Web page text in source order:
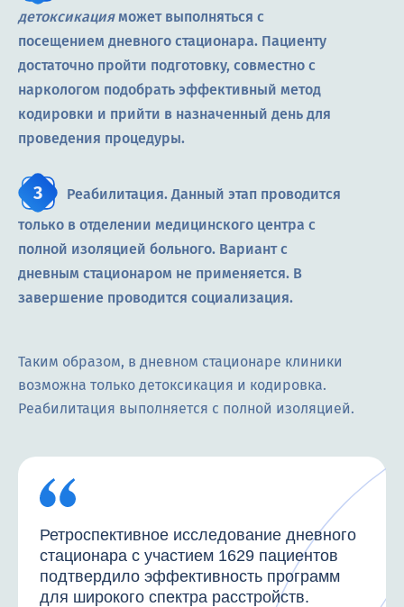
детоксикацияможет выполняться с
посещением дневного стационара. Пациенту
достаточно пройти подготовку, совместно с
наркологом подобрать эффективный метод
кодировки и прийти в назначенный день для
проведения процедуры.
Реабилитация. Данный этап проводится
только в отделении медицинского центра с
полной изоляцией больного. Вариант с
дневным стационаром не применяется. В
завершение проводится социализация.
Таким образом, в дневном стационаре клиники
возможна только детоксикация и кодировка.
Реабилитация выполняется с полной изоляцией.
Ретроспективное исследование дневного
стационара с участием 1629 пациентов
подтвердило эффективность программ
для широкого спектра расстройств.